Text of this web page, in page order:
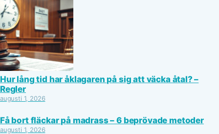
Hur lång tid har åklagaren på sig att väcka åtal? –
Regler
augusti 1, 2026
Få bort fläckar på madrass – 6 beprövade metoder
augusti 1, 2026